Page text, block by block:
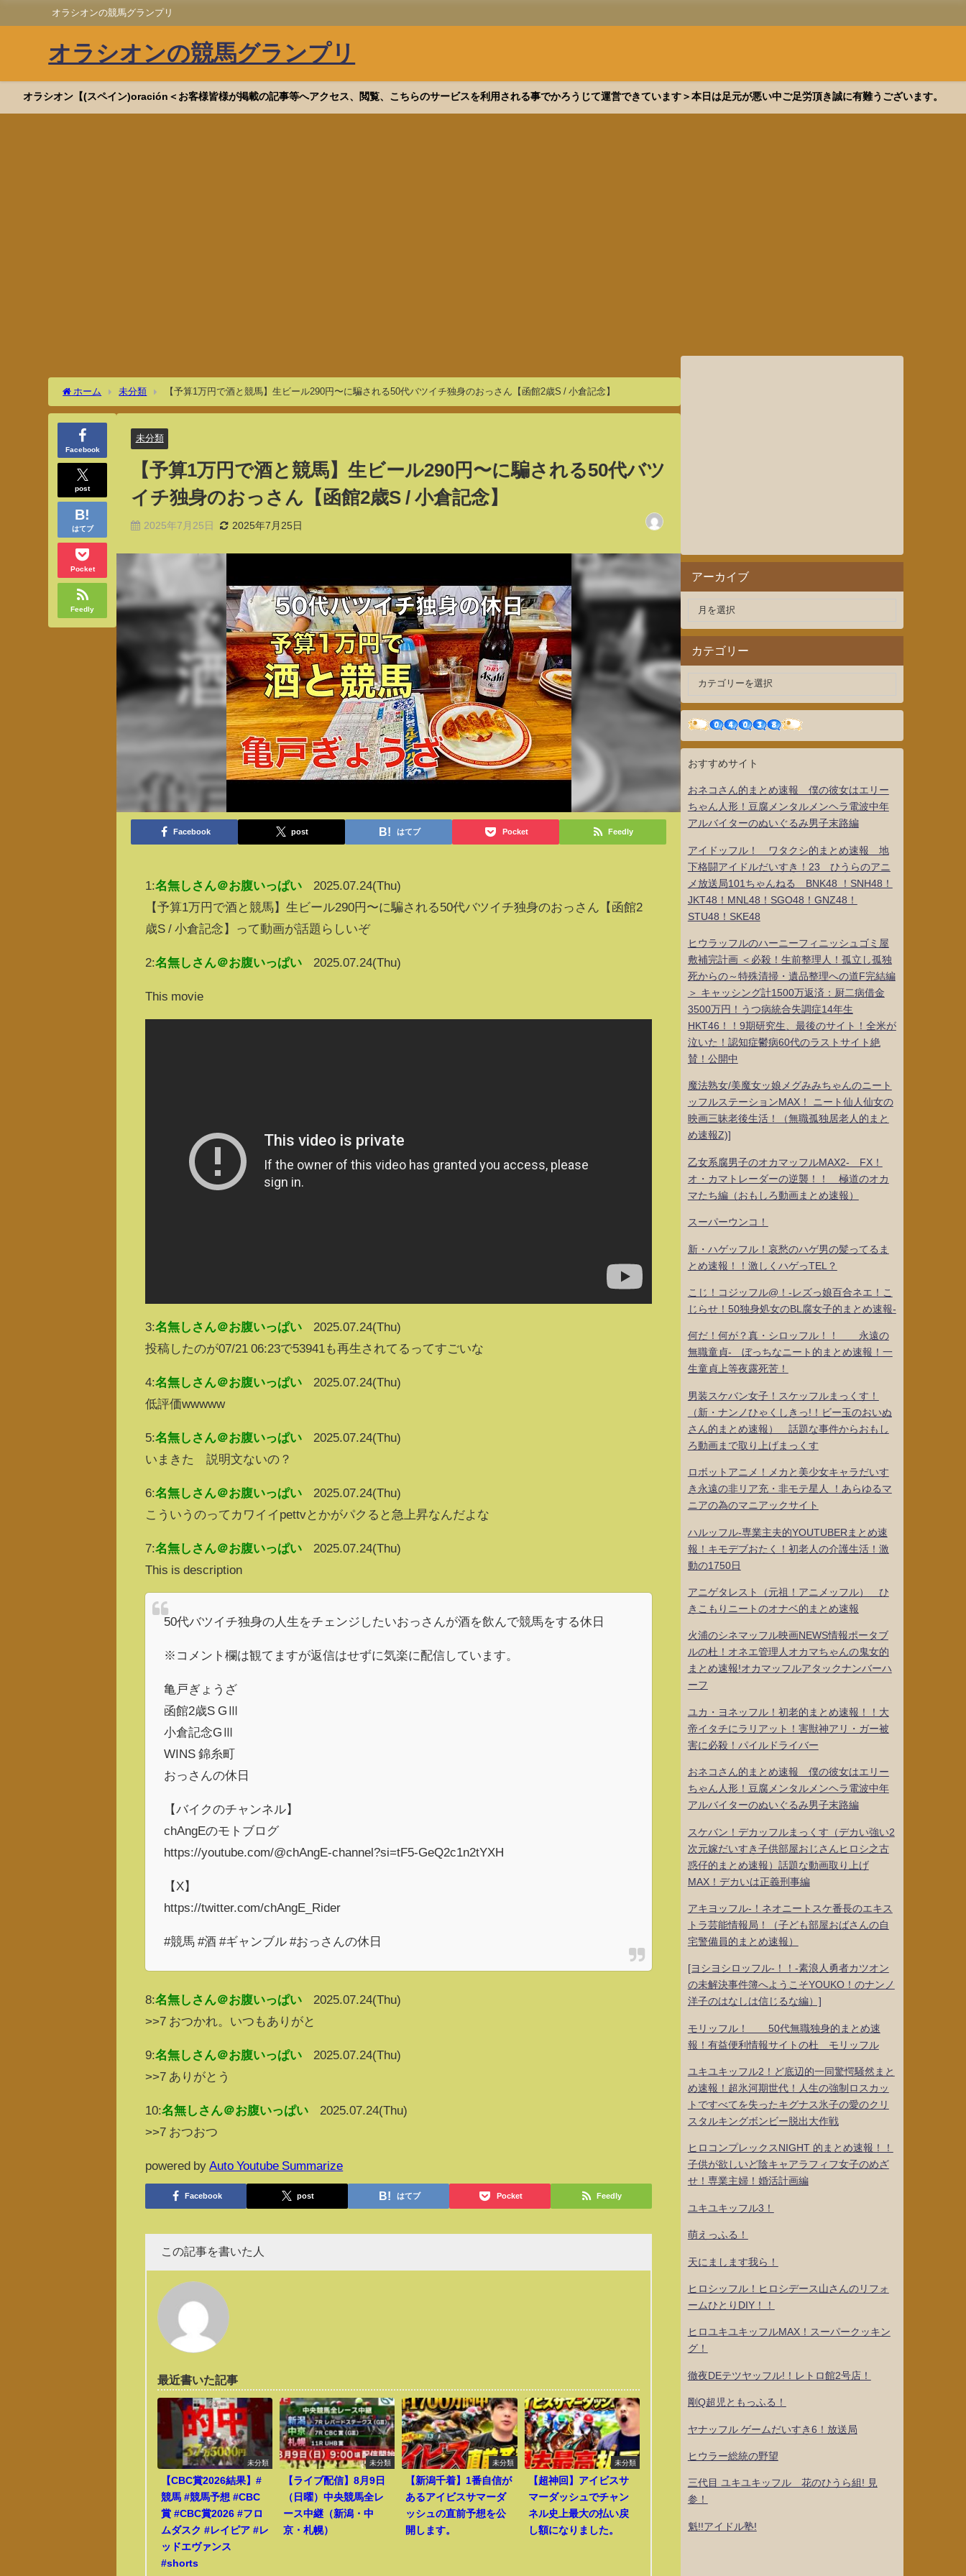
オラシオンの競馬グランプリ
オラシオンの競馬グランプリ
オラシオン【(スペイン)oración＜お客様皆様が掲載の記事等へアクセス、閲覧、こちらのサービスを利用される事でかろうじて運営できています＞本日は足元が悪い中ご足労頂き誠に有難うございます。
ホーム 未分類 【予算1万円で酒と競馬】生ビール290円〜に騙される50代バツイチ独身のおっさん【函館2歳S / 小倉記念】
Facebook
post
はてブ
Pocket
Feedly
未分類
【予算1万円で酒と競馬】生ビール290円〜に騙される50代バツ
イチ独身のおっさん【函館2歳S / 小倉記念】
2025年7月25日 2025年7月25日
Facebook post はてブ Pocket Feedly
1:名無しさん＠お腹いっぱい
2025.07.24(Thu)
【予算1万円で酒と競馬】生ビール290円〜に騙される50代バツイチ独身のおっさん【函館2
歳S / 小倉記念】って動画が話題らしいぞ
2:名無しさん＠お腹いっぱい 2025.07.24(Thu)
This movie
3:名無しさん＠お腹いっぱい
2025.07.24(Thu)
投稿したのが07/21 06:23で53941も再生されてるってすごいな
4:名無しさん＠お腹いっぱい
2025.07.24(Thu)
低評価wwwww
5:名無しさん＠お腹いっぱい
2025.07.24(Thu)
いまきた 説明文ないの？
6:名無しさん＠お腹いっぱい
2025.07.24(Thu)
こういうのってカワイイpettvとかがパクると急上昇なんだよな
7:名無しさん＠お腹いっぱい
2025.07.24(Thu)
This is description
50代バツイチ独身の人生をチェンジしたいおっさんが酒を飲んで競馬をする休日
※コメント欄は観てますが返信はせずに気楽に配信しています。
亀戸ぎょうざ
函館2歳S GⅢ
小倉記念GⅢ
WINS 錦糸町
おっさんの休日
【バイクのチャンネル】
chAngEのモトブログ
https://youtube.com/@chAngE-channel?si=tF5-GeQ2c1n2tYXH
【X】
https://twitter.com/chAngE_Rider
#競馬 #酒 #ギャンブル #おっさんの休日
8:名無しさん＠お腹いっぱい
2025.07.24(Thu)
>>7 おつかれ。いつもありがと
9:名無しさん＠お腹いっぱい
2025.07.24(Thu)
>>7 ありがとう
10:名無しさん＠お腹いっぱい
2025.07.24(Thu)
>>7 おつおつ
powered by Auto Youtube Summarize
Facebook post はてブ Pocket Feedly
この記事を書いた人
最近書いた記事
未分類
【CBC賞2026結果】#
競馬 #競馬予想 #CBC
賞 #CBC賞2026 #フロ
ムダスク #レイピア #レ
ッドエヴァンス
#shorts
未分類
【ライブ配信】8月9日
（日曜）中央競馬全レ
ース中継（新潟・中
京・札幌）
未分類
【新潟千着】1番自信が
あるアイビスサマーダ
ッシュの直前予想を公
開します。
未分類
【超神回】アイビスサ
マーダッシュでチャン
ネル史上最大の払い戻
し額になりました。
アーカイブ
カテゴリー
おすすめサイト
おネコさん的まとめ速報 僕の彼女はエリー
ちゃん人形！豆腐メンタルメンヘラ電波中年
アルバイターのぬいぐるみ男子末路編
アイドッフル！ ワタクシ的まとめ速報 地
下格闘アイドルだいすき！23 ひうらのアニ
メ放送局101ちゃんねる BNK48 ！SNH48！
JKT48！MNL48！SGO48！GNZ48！
STU48！SKE48
ヒウラッフルのハーニーフィニッシュゴミ屋
敷補完計画 ＜必殺！生前整理人！孤立し孤独
死からの～特殊清掃・遺品整理への道F完結編
＞ キャッシング計1500万返済：厨二病借金
3500万円！うつ病統合失調症14年生
HKT46！！9期研究生、最後のサイト！全米が
泣いた！認知症鬱病60代のラストサイト絶
賛！公開中
魔法熟女/美魔女ッ娘メグみみちゃんのニート
ッフルステーションMAX！ ニート仙人仙女の
映画三昧老後生活！（無職孤独居老人的まと
め速報Z)]
乙女系腐男子のオカマッフルMAX2- FX！
オ・カマトレーダーの逆襲！！ 極道のオカ
マたち編（おもしろ動画まとめ速報）
スーパーウンコ！
新・ハゲッフル！哀愁のハゲ男の髪ってるま
とめ速報！！激しくハゲっTEL？
こじ！コジッフル@！-レズっ娘百合ネエ！こ
じらせ！50独身処女のBL腐女子的まとめ速報-
何だ！何が？真・シロッフル！！ 永遠の
無職童貞- ぼっちなニート的まとめ速報！一
生童貞上等夜露死苦！
男装スケバン女子！スケッフルまっくす！
（新・ナンノひゃくしきっ!！ビー玉のおいぬ
さん的まとめ速報） 話題な事件からおもし
ろ動画まで取り上げまっくす
ロボットアニメ！メカと美少女キャラだいす
き永遠の非リア充・非モテ星人 ！あらゆるマ
ニアの為のマニアックサイト
ハルッフル-専業主夫的YOUTUBERまとめ速
報！キモデブおたく！初老人の介護生活！激
動の1750日
アニゲタレスト（元祖！アニメッフル） ひ
きこもりニートのオナベ的まとめ速報
火浦のシネマッフル映画NEWS情報ポータブ
ルの杜！オネエ管理人オカマちゃんの鬼女的
まとめ速報!オカマッフルアタックナンバーハ
ーフ
ユカ・ヨネッフル！初老的まとめ速報！！大
帝イタチにラリアット！害獣神アリ・ガー被
害に必殺！パイルドライバー
おネコさん的まとめ速報 僕の彼女はエリー
ちゃん人形！豆腐メンタルメンヘラ電波中年
アルバイターのぬいぐるみ男子末路編
スケバン！デカッフルまっくす（デカい強い2
次元嫁だいすき子供部屋おじさんヒロシ之古
惑仔的まとめ速報）話題な動画取り上げ
MAX！デカいは正義刑事編
アキヨッフル-！ネオニートスケ番長のエキス
トラ芸能情報局！（子ども部屋おばさんの自
宅警備員的まとめ速報）
[ヨシヨシロッフル-！！-素浪人勇者カツオン
の未解決事件簿へようこそYOUKO！のナンノ
洋子のはなしは信じるな編）]
モリッフル！ 50代無職独身的まとめ速
報！有益便利情報サイトの杜 モリッフル
ユキユキッフル2！ど底辺的一同驚愕騒然まと
め速報！超氷河期世代！人生の強制ロスカッ
トですべてを失ったキグナス氷子の愛のクリ
スタルキングボンビー脱出大作戦
ヒロコンプレックスNIGHT 的まとめ速報！！
子供が欲しいど陰キャアラフィフ女子のめざ
せ！専業主婦！婚活計画編
ユキユキッフル3！
萌えっふる！
天にまします我ら！
ヒロシッフル！ヒロシデース山さんのリフォ
ームひとりDIY！！
ヒロユキユキッフルMAX！スーパークッキン
グ！
徹夜DEテツヤッフル!！レトロ館2号店！
剛Q超児ともっふる！
ヤナッフル ゲームだいすき6！放送局
ヒウラー総統の野望
三代目 ユキユキッフル 花のひうら組! 見
参！
魁!!アイドル塾!